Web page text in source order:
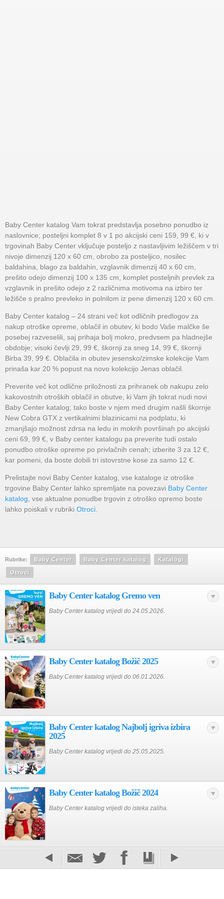
Baby Center katalog Vam tokrat predstavlja posebno ponudbo iz
naslovnice; posteljni komplet 8 v 1 po akcijski ceni 159, 99 €, ki v
trgovinah Baby Center vključuje posteljo z nastavljivim ležiščem v tri
nivoje dimenzij 120 x 60 cm, obrobo za posteljico, nosilec
baldahina, blago za baldahin, vzglavnik dimenzij 40 x 60 cm,
prešito odejo dimenzij 100 x 135 cm, komplet posteljnih prevlek za
vzglavnik in prešito odejo z 2 različnima motivoma na izbiro ter
ležišče s pralno prevleko in polnilom iz pene dimenzij 120 x 60 cm.
Baby Center katalog – 24 strani več kot odličnih predlogov za
nakup otroške opreme, oblačil in obutev, ki bodo Vaše malčke še
posebej razveselili, saj prihaja bolj mokro, predvsem pa hladnejše
obdobje; visoki čevlji 29, 99 €, škornji za sneg 14, 99 €, škornji
Birba 39, 99 €. Oblačila in obutev jesensko/zimske kolekcije Vam
prinaša kar 20 % popust na novo kolekcijo Jenas oblačil.
Preverite več kot odlične priložnosti za prihranek ob nakupu zelo
kakovostnih otroških oblačil in obutve, ki Vam jih tokrat nudi novi
Baby Center katalog; tako boste v njem med drugim našli škornje
New Cobra GTX z vertikalnimi blazinicami na podplatu, ki
zmanjšajo možnost zdrsa na ledu in mokrih površinah po akcijski
ceni 69, 99 €, v Baby center katalogu pa preverite tudi ostalo
ponudbo otroške opreme po privlačnih cenah; izberite 3 za 12 €,
kar pomeni, da boste dobili tri istovrstne kose za samo 12 €.
Prelistajte novi Baby Center katalog, vse kataloge iz otroške
trgovine Baby Center lahko spremljate na povezavi Baby Center
katalog , vse aktualne ponudbe trgovin z otroško opremo boste
lahko poiskali v rubriki Otroci
Rubrike: Baby Center Baby Center katalog Katalogi
Otroci
Baby Center katalog Gremo ven
Baby Center katalog vrijedi do 24.05.2026.
Baby Center katalog Božič 2025
Baby Center katalog vrijedi do 06.01.2026.
Baby Center katalog Najbolj igriva izbira
2025
Baby Center katalog vrijedi do 25.05.2025.
Baby Center katalog Božič 2024
Baby Center katalog vrijedi do isteka zaliha.